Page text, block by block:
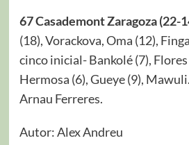
67 Casademont Zaragoza (22-
(18), Vorackova, Oma (12),
cinco inicial- Bankolé (7), Flores
Hermosa (6), Gueye (9),
Arnau Ferreres.
Autor: Alex Andreu